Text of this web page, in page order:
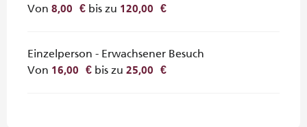
Von 8,00 € bis zu 120,00 €
Einzelperson - Erwachsener Besuch
Von 16,00 € bis zu 25,00 €